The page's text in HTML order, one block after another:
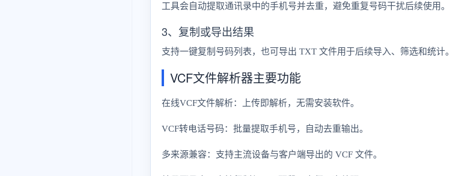
工具会自动提取通讯录中的手机号并去重，避免重复号码干扰后续使用。
3、复制或导出结果
支持一键复制号码列表，也可导出 TXT 文件用于后续导入、筛选和统计。
VCF文件解析器主要功能
在线VCF文件解析：上传即解析，无需安装软件。
VCF转电话号码：批量提取手机号，自动去重输出。
多来源兼容：支持主流设备与客户端导出的 VCF 文件。